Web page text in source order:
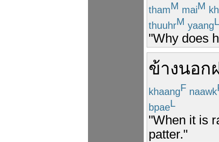
thamM maiM
thuuhrM yaangL
"Why does
ข้างนอก
khaangF naawk
bpaeL
"When it is
patter."